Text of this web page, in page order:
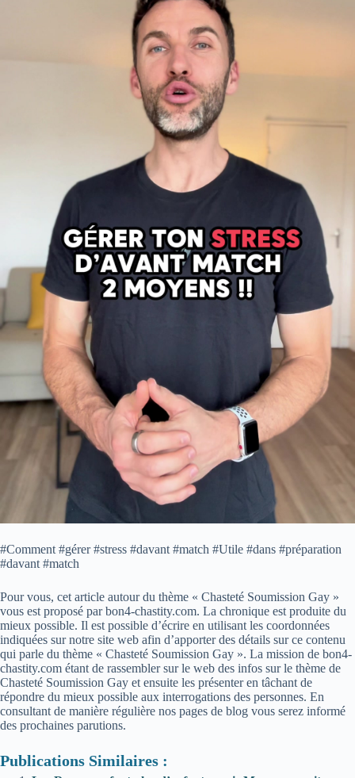
#Comment #gérer #stress #davant #match #Utile #dans #préparation
#davant #match
Pour vous, cet article autour du thème « Chasteté Soumission Gay »
vous est proposé par bon4-chastity.com. La chronique est produite du
mieux possible. Il est possible d’écrire en utilisant les coordonnées
indiquées sur notre site web afin d’apporter des détails sur ce contenu
qui parle du thème « Chasteté Soumission Gay ». La mission de bon4-
chastity.com étant de rassembler sur le web des infos sur le thème de
Chasteté Soumission Gay et ensuite les présenter en tâchant de
répondre du mieux possible aux interrogations des personnes. En
consultant de manière régulière nos pages de blog vous serez informé
des prochaines parutions.
Publications Similaires :